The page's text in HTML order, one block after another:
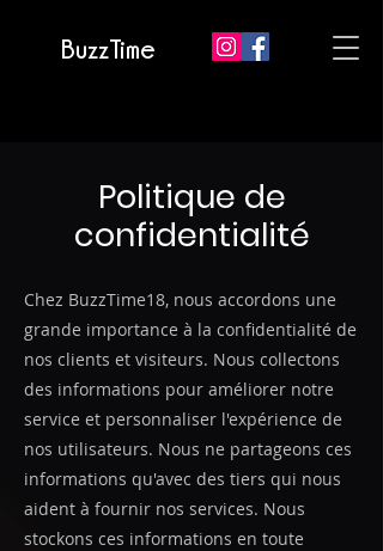
BuzzTime
Politique de
confidentialité
Chez BuzzTime18, nous accordons une
grande importance à la confidentialité de
nos clients et visiteurs. Nous collectons
des informations pour améliorer notre
service et personnaliser l'expérience de
nos utilisateurs. Nous ne partageons ces
informations qu'avec des tiers qui nous
aident à fournir nos services. Nous
stockons ces informations en toute